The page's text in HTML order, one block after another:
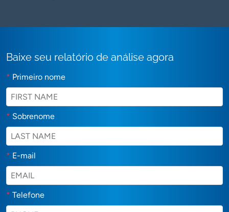
Baixe seu relatório de análise agora
* Primeiro nome
* Sobrenome
* E-mail
* Telefone